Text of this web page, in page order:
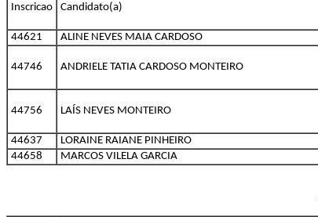
Inscricao Candidato(a)
44621 ALINE NEVES MAIA CARDOSO
44746 ANDRIELE TATIA CARDOSO MONTEIRO
44756 LAÍS NEVES MONTEIRO
44637
LORAINE RAIANE PINHEIRO
44658
MARCOS VILELA GARCIA